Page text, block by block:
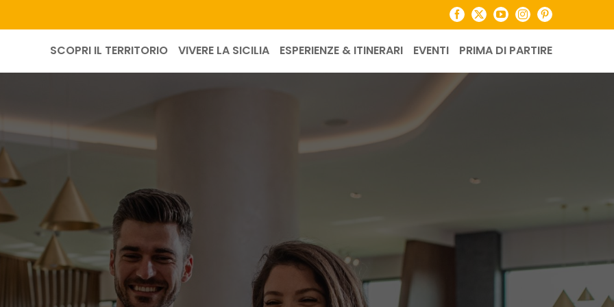
Facebook
X YouTubeInstagramPinterest
SCOPRI IL TERRITORIO VIVERE LA SICILIA ESPERIENZE & ITINERARI EVENTI PRIMA DI PARTIRE